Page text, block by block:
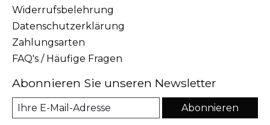
Widerrufsbelehrung
Datenschutzerklärung
Zahlungsarten
FAQ's / Häufige Fragen
Abonnieren Sie unseren Newsletter
Abonnieren